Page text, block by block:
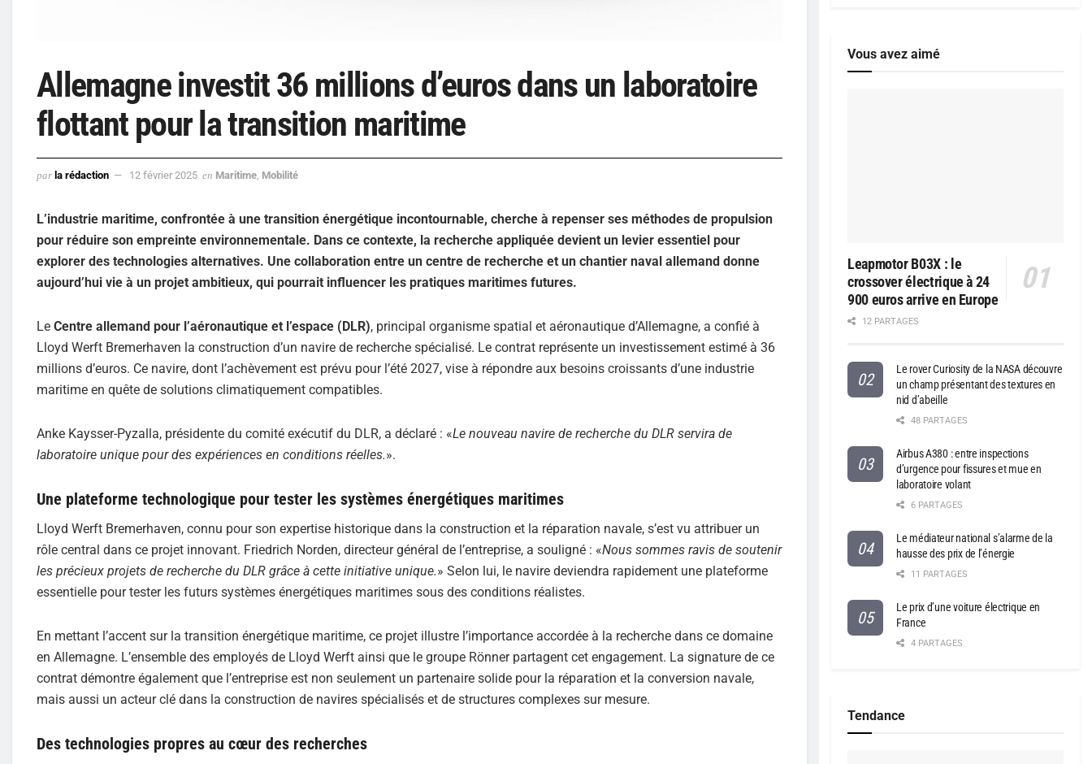
Allemagne investit 36 millions d’euros dans un laboratoire
flottant pour la transition maritime
par la rédaction 12 février 2025 en Maritime Mobilité
L’industrie maritime, confrontée à une transition énergétique incontournable, cherche à repenser ses méthodes de propulsion
pour réduire son empreinte environnementale. Dans ce contexte, la recherche appliquée devient un levier essentiel pour
explorer des technologies alternatives. Une collaboration entre un centre de recherche et un chantier naval allemand donne
aujourd’hui vie à un projet ambitieux, qui pourrait influencer les pratiques maritimes futures.
Le Centre allemand pour l’aéronautique et l’espace (DLR), principal organisme spatial et aéronautique d’Allemagne, a confié à
Lloyd Werft Bremerhaven la construction d’un navire de recherche spécialisé. Le contrat représente un investissement estimé à 36
millions d’euros. Ce navire, dont l’achèvement est prévu pour l’été 2027, vise à répondre aux besoins croissants d’une industrie
maritime en quête de solutions climatiquement compatibles.
Anke Kaysser-Pyzalla, présidente du comité exécutif du DLR, a déclaré : «Le nouveau navire de recherche du DLR servira de
laboratoire unique pour des expériences en conditions réelles.».
Une plateforme technologique pour tester les systèmes énergétiques maritimes
Lloyd Werft Bremerhaven, connu pour son expertise historique dans la construction et la réparation navale, s’est vu attribuer un
rôle central dans ce projet innovant. Friedrich Norden, directeur général de l’entreprise, a souligné : «Nous sommes ravis de soutenir
les précieux projets de recherche du DLR grâce à cette initiative unique.» Selon lui, le navire deviendra rapidement une plateforme
essentielle pour tester les futurs systèmes énergétiques maritimes sous des conditions réalistes.
En mettant l’accent sur la transition énergétique maritime, ce projet illustre l’importance accordée à la recherche dans ce domaine
en Allemagne. L’ensemble des employés de Lloyd Werft ainsi que le groupe Rönner partagent cet engagement. La signature de ce
contrat démontre également que l’entreprise est non seulement un partenaire solide pour la réparation et la conversion navale,
mais aussi un acteur clé dans la construction de navires spécialisés et de structures complexes sur mesure.
Des technologies propres au cœur des recherches
Vous avez aimé
Leapmotor B03X : le
crossover électrique à 24
900 euros arrive en Europe
12 PARTAGES
Le rover Curiosity de la NASA découvre
un champ présentant des textures en
nid d’abeille
48 PARTAGES
Airbus A380 : entre inspections
d’urgence pour fissures et mue en
laboratoire volant
6 PARTAGES
Le médiateur national s’alarme de la
hausse des prix de l’énergie
11 PARTAGES
Le prix d’une voiture électrique en
France
4 PARTAGES
Tendance